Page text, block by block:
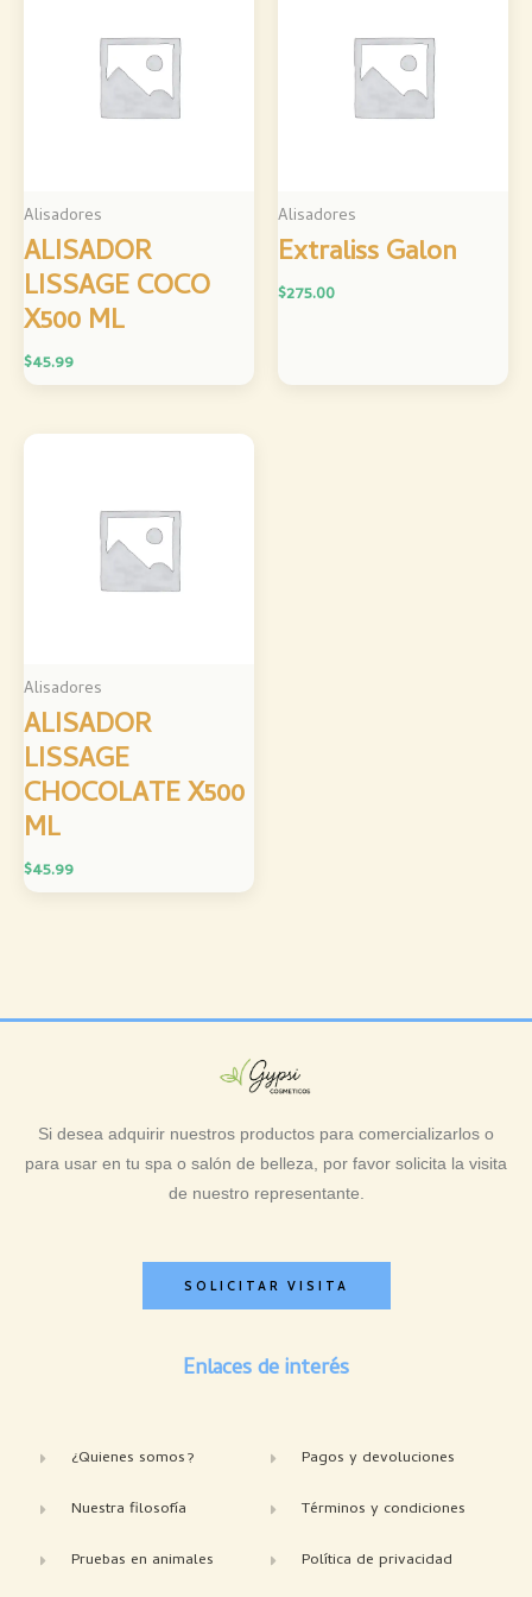
Alisadores
ALISADOR
LISSAGE COCO
X500 ML
$45.99
Alisadores
Extraliss Galon
$275.00
Alisadores
ALISADOR
LISSAGE
CHOCOLATE X500
ML
$45.99
Si desea adquirir nuestros productos para comercializarlos o
para usar en tu spa o salón de belleza, por favor solicita la visita
de nuestro representante.
SOLICITAR VISITA
Enlaces de interés
¿Quienes somos?
Nuestra filosofía
Pruebas en animales
Pagos y devoluciones
Términos y condiciones
Política de privacidad